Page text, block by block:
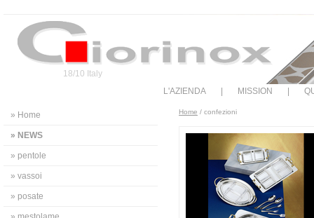
18/10 Italy
L'AZIENDA
MISSION
» Home
» NEWS
» pentole
» vassoi
» posate
Home / confezioni